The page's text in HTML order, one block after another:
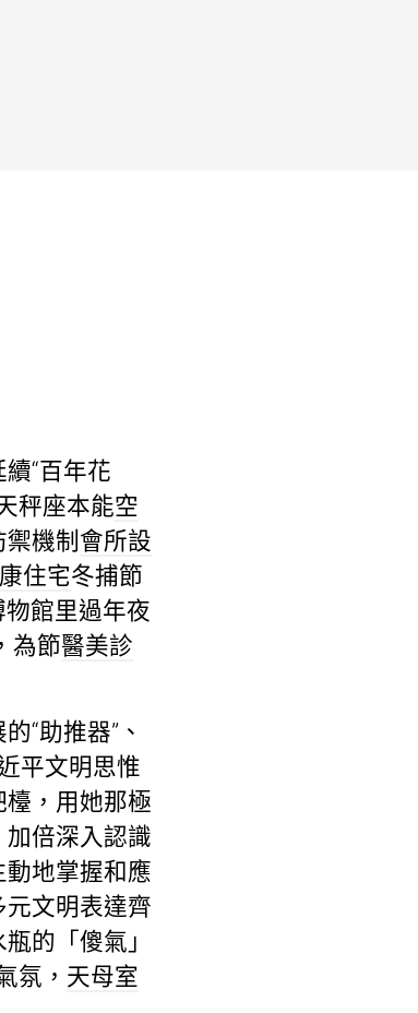
“百年花
秤座本能空
機制 會所設
住宅冬捕節
物館里過年夜
為節醫美診
“助推器”、
平文明思惟
檯，用她那極
倍深入認識
地掌握和應
元文明表達齊
的「傻氣」
氛， 天母室